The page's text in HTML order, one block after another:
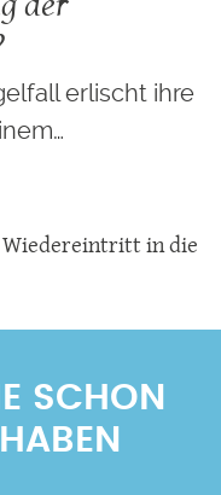
erlischt ihre
Wiedereintritt in die
SCHON